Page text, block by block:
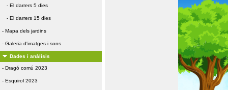
- El darrers 5 dies
- El darrers 15 dies
- Mapa dels jardins
- Galeria d'imatges i sons
Dades i anàlisis
- Dragó comú 2023
- Esquirol 2023